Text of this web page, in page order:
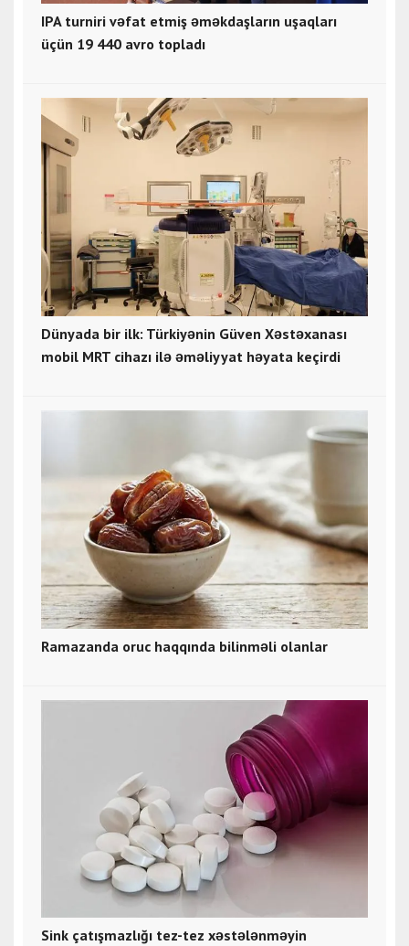
IPA turniri vəfat etmiş əməkdaşların uşaqları
üçün 19 440 avro topladı
Dünyada bir ilk: Türkiyənin Güven Xəstəxanası
mobil MRT cihazı ilə əməliyyat həyata keçirdi
Ramazanda oruc haqqında bilinməli olanlar
Sink çatışmazlığı tez-tez xəstələnməyin